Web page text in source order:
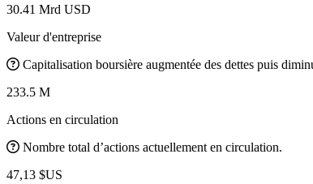
30.41 Mrd USD
Valeur d'entreprise
Capitalisation boursière augmentée des dettes puis
233.5 M
Actions en circulation
Nombre total d’actions actuellement en circulation.
47,13 $US